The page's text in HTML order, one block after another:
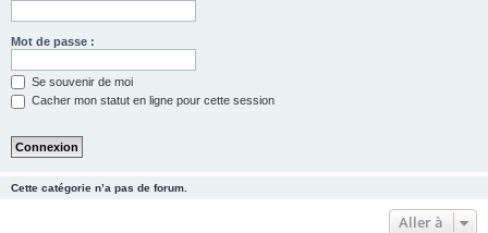
Mot de passe :
Se souvenir de moi
Cacher mon statut en ligne pour cette session
Cette catégorie n’a pas de forum.
Aller à